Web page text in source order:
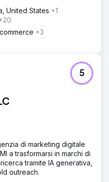
United States +1
+3
5
di marketing digitale
a trasformarsi in marchi di
tramite IA generativa,
outreach.